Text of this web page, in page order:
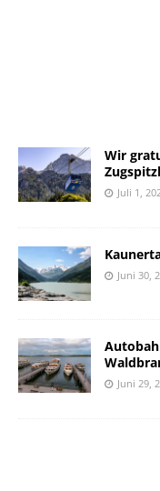
Wir
Juli 1,
Juni 30,
Juni 29,